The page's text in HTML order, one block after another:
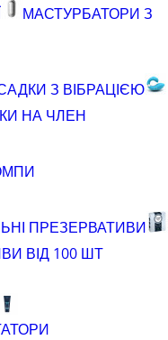
МАСТУРБАТОРИ З
З ВІБРАЦІЄЮ
НА ЧЛЕН
ПРЕЗЕРВАТИВИ
ВІД 100 ШТ